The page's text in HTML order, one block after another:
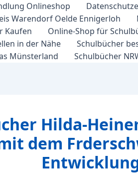
Onlineshop
Warendorf Oelde Ennigerloh
Kaufen
Online-Shop für
in der Nähe
Schulbücher
Münsterland
Schulbücher
Hilda-
dem